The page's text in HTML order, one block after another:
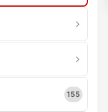
155